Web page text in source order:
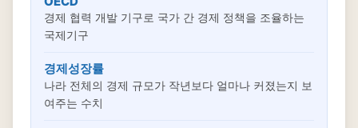
경제 협력 개발 기구로 국가 간 경제 정책을 조율하는
국제기구
경제성장률
나라 전체의 경제 규모가 작년보다 얼마나 커졌는지 보
여주는 수치